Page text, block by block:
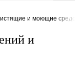
и моющие
и